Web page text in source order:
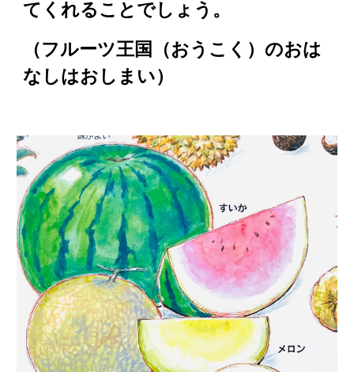
てくれることでしょう。
（フルーツ王国（おうこく）のおは
なしはおしまい）